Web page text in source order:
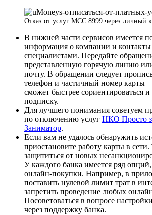
Отказ от услуг МСС 8999 через личный
В нижней части сервисов имеется
информация о компании и контакты
специалистами. Передайте
представленную горячую линию
почту. В обращении следует
телефон и частичный номер карты
сможет быстрее сориентироваться и
подписку.
Для лучшего понимания советуем
по отключению услуг НКО Просто
Заниматор.
Если вам не удалось обнаружить
приостановите работу карты в
защититься от новых
У каждого банка имеется ряд
онлайн-покупки. Например, в
поставить нулевой лимит трат в
запретить проведение любых
Посоветоваться в вопросе
через поддержку банка.